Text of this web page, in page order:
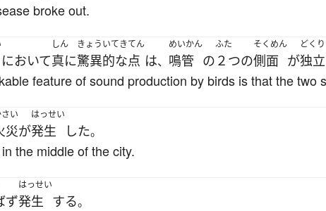
broke out.
において
しん
真に
きょういてき
驚異的な
てん
点 は、
めいかん
鳴管 の
ふた
２つの
そくめん
側面 が
どく
独立
feature of sound production by birds is that the two
い
災が
はっせい
発生 した。
the middle of the city.
ず
はっせい
発生 する。